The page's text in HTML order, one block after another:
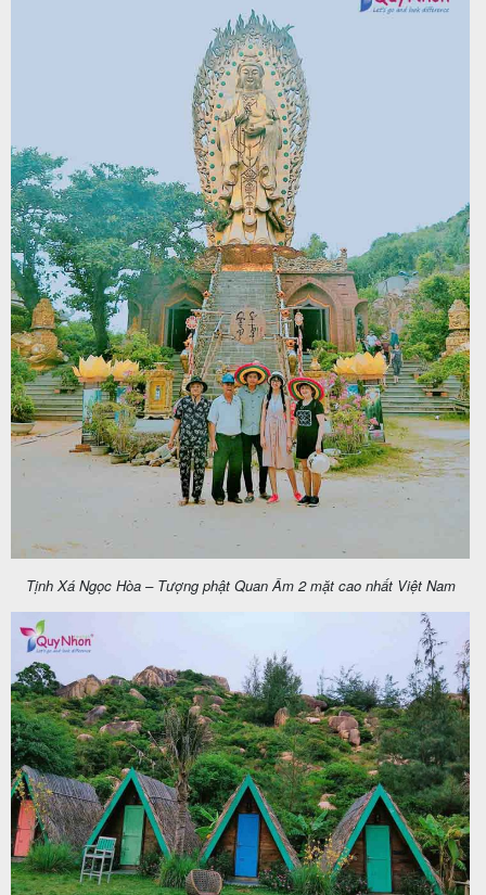
Tịnh Xá Ngọc Hòa – Tượng phật Quan Âm 2 mặt cao nhất Việt Nam